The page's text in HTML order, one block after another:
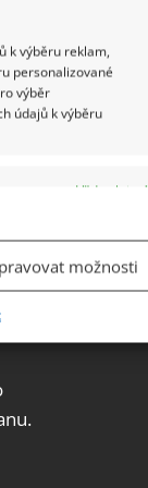
k výběru reklam,
personalizované
výběr
údajů k výběru
Vždy aktivní
možnosti